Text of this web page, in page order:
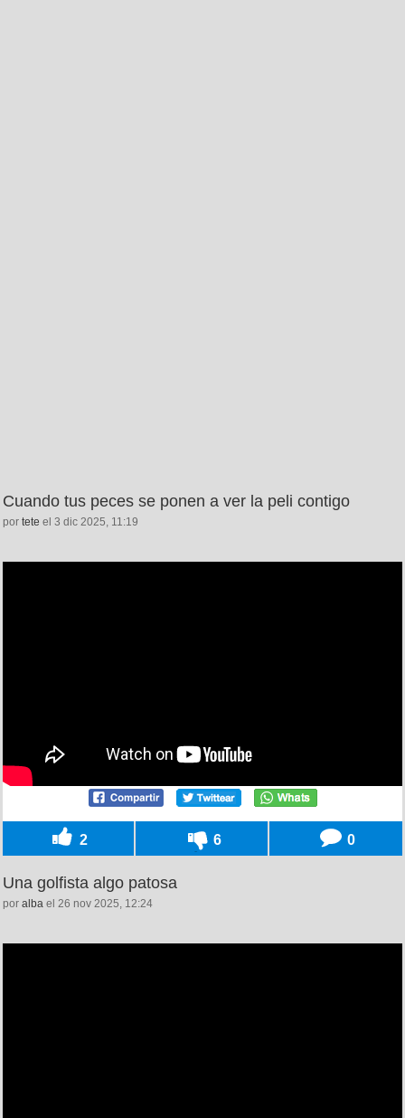
Cuando tus peces se ponen a ver la peli contigo
por tete el 3 dic 2025, 11:19
2 6 0
Una golfista algo patosa
por alba el 26 nov 2025, 12:24